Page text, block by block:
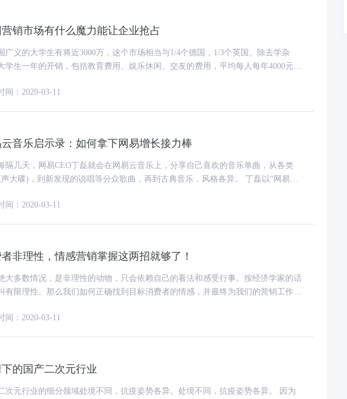
销市场有什么魔力能让企业抢占
广义的大学生有将近3000万，这个市场相当与1/4个德国，1/3个英国。除去学杂
学生一年的开销，包括教育费用、娱乐休闲、交友的费用，平均每人每年4000元，
间：2020-03-11
云音乐启示录：如何拿下网易增长接力棒
隔几天，网易CEO丁磊就会在网易云音乐上，分享自己喜欢的音乐单曲，从各类
大碟)，到新发现的说唱等分众歌曲，再到古典音乐，风格各异。 丁磊以“网易
间：2020-03-11
非理性，情感营销掌握这两招就够了！
大多数情况，是非理性的动物，只会依赖自己的看法和感受行事。按经济学家的话
有限理性。那么我们如何正确找到目标消费者的情感，并最终为我们的营销工作服
间：2020-03-11
的国产二次元行业
次元行业的细分领域处境不同，抗疫姿势各异。处境不同，抗疫姿势各异。 因为